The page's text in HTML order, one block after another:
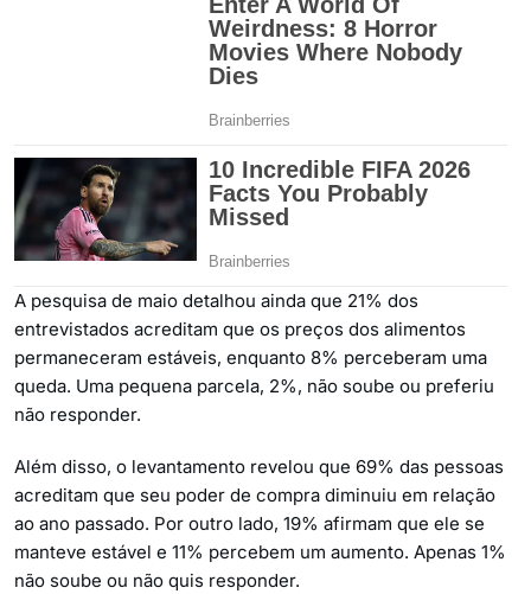
A pesquisa de maio detalhou ainda que 21% dos
entrevistados acreditam que os preços dos alimentos
permaneceram estáveis, enquanto 8% perceberam uma
queda. Uma pequena parcela, 2%, não soube ou preferiu
não responder.
Além disso, o levantamento revelou que 69% das pessoas
acreditam que seu poder de compra diminuiu em relação
ao ano passado. Por outro lado, 19% afirmam que ele se
manteve estável e 11% percebem um aumento. Apenas 1%
não soube ou não quis responder.